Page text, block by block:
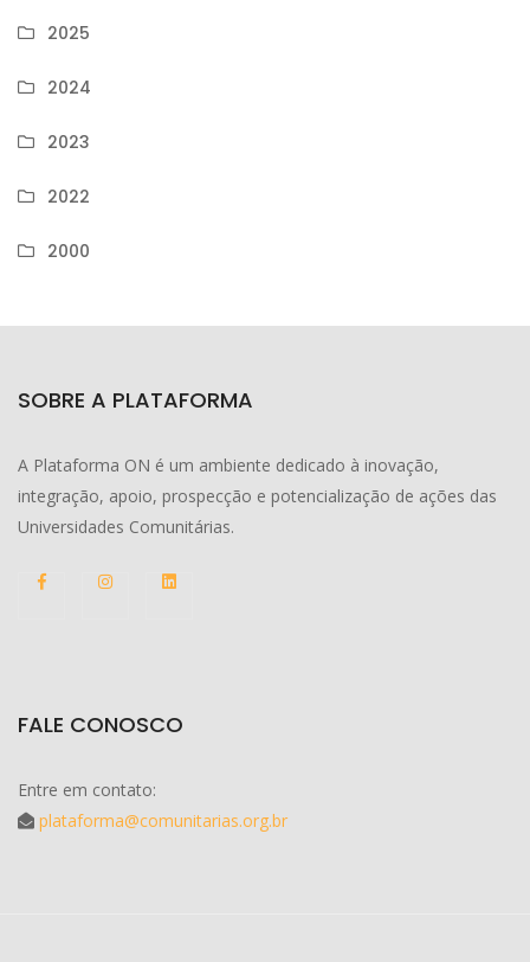
2025
2024
2023
2022
2000
SOBRE A PLATAFORMA
A Plataforma ON é um ambiente dedicado à inovação,
integração, apoio, prospecção e potencialização de ações das
Universidades Comunitárias.
FALE CONOSCO
Entre em contato:
plataforma@comunitarias.org.br